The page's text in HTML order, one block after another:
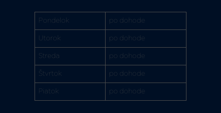
Pondelok po dohode
Utorok po dohode
Streda po dohode
Štvrtok po dohode
Piatok po dohode